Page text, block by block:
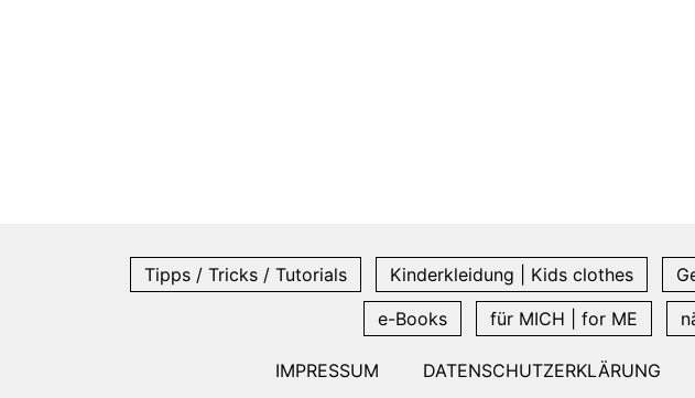
Tipps / Tricks / Tutorials Kinderkleidung | Kids clothes
e-Books
für MICH | for ME
IMPRESSUM DATENSCHUTZERKLÄRUNG